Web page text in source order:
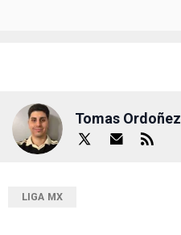
Tomas Ordoñez
LIGA MX